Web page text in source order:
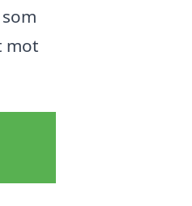
mot